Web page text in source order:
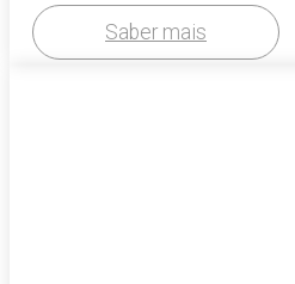
Saber mais